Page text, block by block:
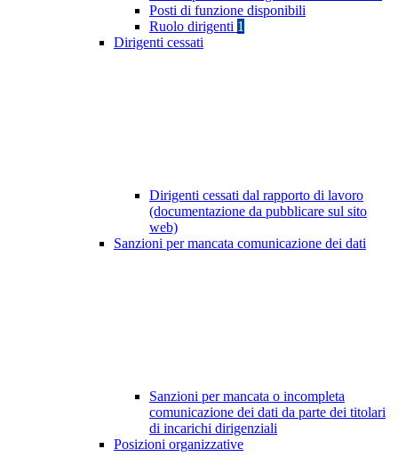
Posti di funzione disponibili
Ruolo dirigenti 1
Dirigenti cessati
Dirigenti cessati dal rapporto di lavoro
(documentazione da pubblicare sul sito
web)
Sanzioni per mancata comunicazione dei dati
Sanzioni per mancata o incompleta
comunicazione dei dati da parte dei titolari
di incarichi dirigenziali
Posizioni organizzative